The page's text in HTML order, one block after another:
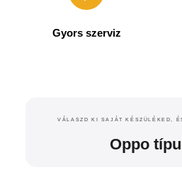
Bevizsgálásunk díjmentes. A
mindig árajánlatot adunk
Gyors szerviz
elkészülünk.
VÁLASZD KI SAJÁT KÉSZÜLÉKED,
Oppo